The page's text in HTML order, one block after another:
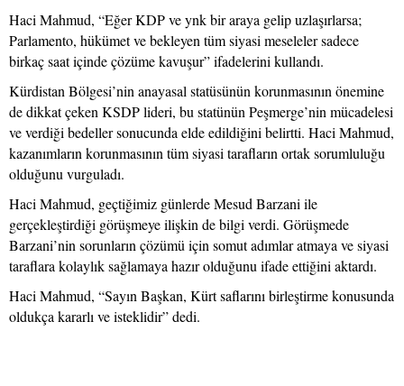
Haci Mahmud, “Eğer KDP ve ynk bir araya gelip uzlaşırlarsa;
Parlamento, hükümet ve bekleyen tüm siyasi meseleler sadece
birkaç saat içinde çözüme kavuşur” ifadelerini kullandı.
Kürdistan Bölgesi’nin anayasal statüsünün korunmasının önemine
de dikkat çeken KSDP lideri, bu statünün Peşmerge’nin mücadelesi
ve verdiği bedeller sonucunda elde edildiğini belirtti. Haci Mahmud,
kazanımların korunmasının tüm siyasi tarafların ortak sorumluluğu
olduğunu vurguladı.
Haci Mahmud, geçtiğimiz günlerde Mesud Barzani ile
gerçekleştirdiği görüşmeye ilişkin de bilgi verdi. Görüşmede
Barzani’nin sorunların çözümü için somut adımlar atmaya ve siyasi
taraflara kolaylık sağlamaya hazır olduğunu ifade ettiğini aktardı.
Haci Mahmud, “Sayın Başkan, Kürt saflarını birleştirme konusunda
oldukça kararlı ve isteklidir” dedi.